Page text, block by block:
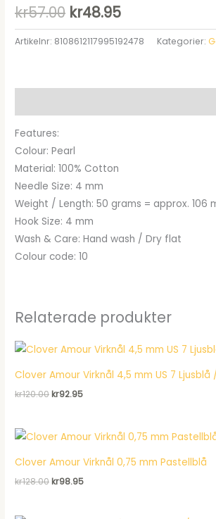
kr57.00 Det
ursprungliga
var:
kr57.00.
kr48.95Det
nuvarande
är:
kr48.95.
Artikelnr: 8108612117995192478 Kategorier:
Features:
Colour: Pearl
Material: 100% Cotton
Needle Size: 4 mm
Weight / Length: 50 grams = approx. 106
Hook Size: 4 mm
Wash & Care: Hand wash / Dry flat
Colour code: 10
Relaterade produkter
Clover Amour Virknål 4,5 mm US 7 Ljusblå
kr120.00Det
kr120.00.
kr92.95Det
kr92.95.
Clover Amour Virknål 0,75 mm Pastellblå
kr128.00Det
kr98.95Det